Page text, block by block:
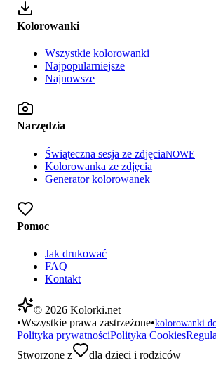
Kolorowanki
Wszystkie kolorowanki
Najpopularniejsze
Najnowsze
Narzędzia
Świąteczna sesja ze zdjęciaNOWE
Kolorowanka ze zdjęcia
Generator kolorowanek
Pomoc
Jak drukować
FAQ
Kontakt
© 2026 Kolorki.net
•Wszystkie prawa zastrzeżone•kolorowanki
Polityka prywatnościPolityka Cookies
Stworzone z
dla dzieci i rodziców